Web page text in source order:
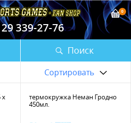
339-27-76
Поиск
0
Сортировать
термокружка Неман Гродно
450мл.